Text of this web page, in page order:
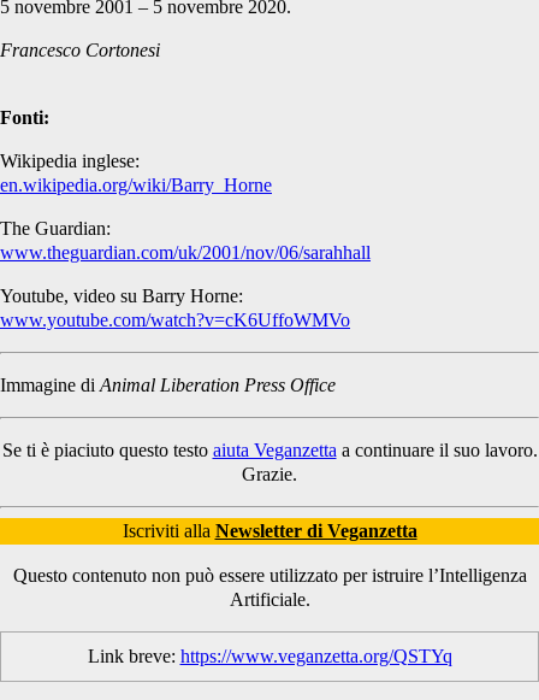
5 novembre 2001 – 5 novembre 2020.
Francesco Cortonesi
Fonti:
Wikipedia inglese:
en.wikipedia.org/wiki/Barry_Horne
The Guardian:
www.theguardian.com/uk/2001/nov/06/sarahhall
Youtube, video su Barry Horne:
www.youtube.com/watch?v=cK6UffoWMVo
Immagine di Animal Liberation Press Office
Se ti è piaciuto questo testo aiuta Veganzetta a continuare il suo lavoro.
Grazie.
Iscriviti alla Newsletter di Veganzetta
Questo contenuto non può essere utilizzato per istruire l’Intelligenza
Artificiale.
Link breve: https://www.veganzetta.org/QSTYq